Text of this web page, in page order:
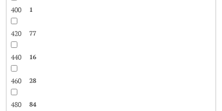
400 1
420 77
440 16
460 28
480 84